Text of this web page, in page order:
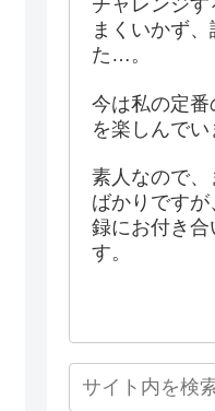
チャレンジす
まくいかず
た…。
今は私の定番
を楽しんでい
素人なので
ばかりです
録にお付き
す。